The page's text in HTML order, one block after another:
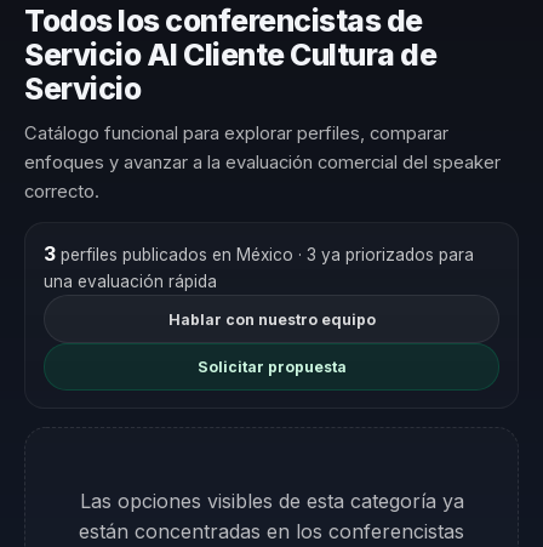
Todos los conferencistas de
Servicio Al Cliente Cultura de
Servicio
Catálogo funcional para explorar perfiles, comparar
enfoques y avanzar a la evaluación comercial del speaker
correcto.
3perfiles publicados en México · 3 ya priorizados para
una evaluación rápida
Hablar con nuestro equipo
Solicitar propuesta
Las opciones visibles de esta categoría ya
están concentradas en los conferencistas